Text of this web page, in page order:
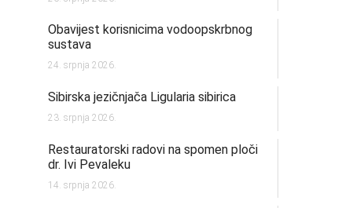
Obavijest korisnicima vodoopskrbnog
sustava
24. srpnja 2026.
Sibirska jezičnjača Ligularia sibirica
23. srpnja 2026.
Restauratorski radovi na spomen ploči
dr. Ivi Pevaleku
14. srpnja 2026.